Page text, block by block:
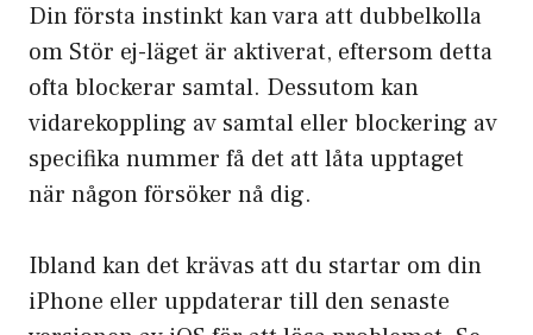
Din första instinkt kan vara att dubbelkolla
om Stör ej-läget är aktiverat, eftersom detta
ofta blockerar samtal. Dessutom kan
vidarekoppling av samtal eller blockering av
specifika nummer få det att låta upptaget
när någon försöker nå dig.
Ibland kan det krävas att du startar om din
iPhone eller uppdaterar till den senaste